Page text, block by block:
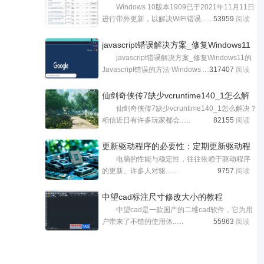
KB5001028更改日
Windows 10版本1909已于2021年11月11日
进行带外更新，以解决WiFi错误...... 53959 阅读
javascript错误解决方案_修复Windows11
的Javajavascript错误解决方案_修复Windows11的
Javascript错误的方法 Windows ......317407 阅读
仙剑奇侠传7缺少vcruntime140_1怎么解
决 缺少
仙剑奇侠传7缺少vcruntime140_1怎么解决？
相信近日有许多玩家都会......
82155 阅读
更新驱动程序的必要性：定期更新驱动程
电脑的性能与稳定性，往往依赖于驱动程序
的更新。许多人对驱......
9757 阅读
​中望cad标注尺寸修改大小的教程
中望cad是一款国产的二维cad软件，它为用
户带来了不错的使用体......
55963 阅读